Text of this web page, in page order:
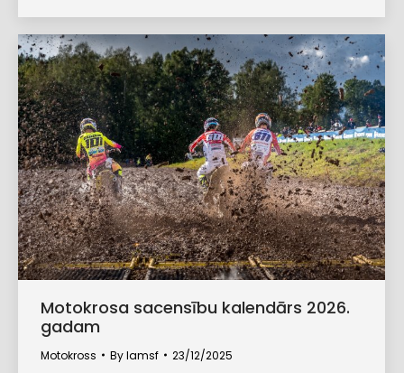
Motokrosa sacensību kalendārs 2026.
gadam
Motokross Bylamsf 23/12/2025